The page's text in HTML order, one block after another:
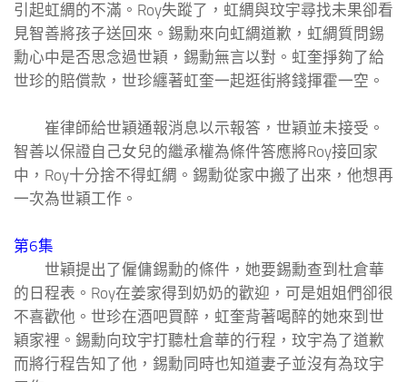
引起虹綢的不滿。Roy失蹤了，虹綢與玟宇尋找未果卻看
見智善將孩子送回來。錫勳來向虹綢道歉，虹綢質問錫
勳心中是否思念過世穎，錫勳無言以對。虹奎掙夠了給
世珍的賠償款，世珍纏著虹奎一起逛街將錢揮霍一空。
崔律師給世穎通報消息以示報答，世穎並未接受。
智善以保證自己女兒的繼承權為條件答應將Roy接回家
中，Roy十分捨不得虹綢。錫勳從家中搬了出來，他想再
一次為世穎工作。
第6集
世穎提出了僱傭錫勳的條件，她要錫勳查到杜倉華
的日程表。Roy在姜家得到奶奶的歡迎，可是姐姐們卻很
不喜歡他。世珍在酒吧買醉，虹奎背著喝醉的她來到世
穎家裡。錫勳向玟宇打聽杜倉華的行程，玟宇為了道歉
而將行程告知了他，錫勳同時也知道妻子並沒有為玟宇